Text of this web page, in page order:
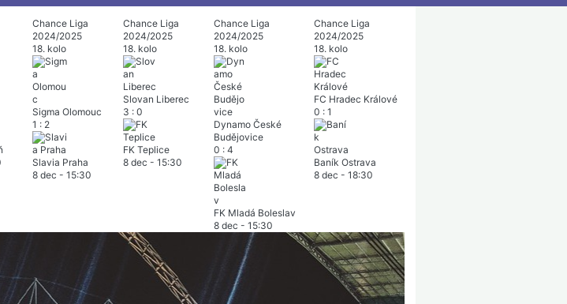
Chance Liga
2024/2025
18. kolo
Sigma Olomouc
1 : 2
Slavia Praha
8 dec - 15:30
Chance Liga
2024/2025
18. kolo
Slovan Liberec
3 : 0
FK Teplice
8 dec - 15:30
Chance Liga
2024/2025
18. kolo
Dynamo České
Budějovice
0 : 4
FK Mladá Boleslav
8 dec - 15:30
Chance Liga
2024/2025
18. kolo
FC Hradec Králové
0 : 1
Baník Ostrava
8 dec - 18:30